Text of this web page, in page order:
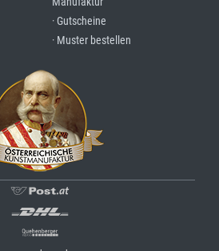
· Gutscheine
· Muster bestellen